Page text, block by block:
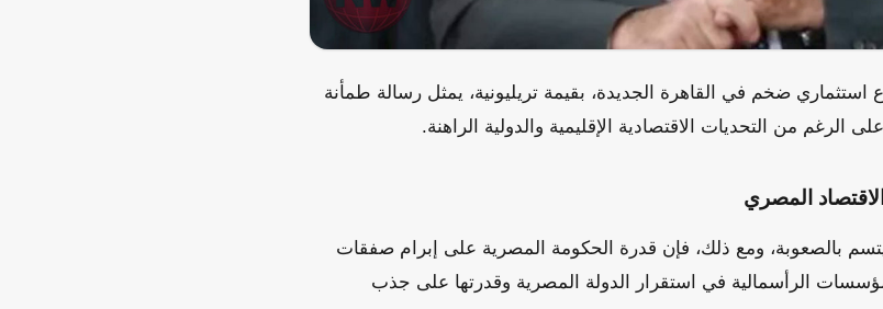
ضخم في القاهرة الجديدة، بقيمة تريليونية، يمثل رسالة طمأنة
الرغم من التحديات الاقتصادية الإقليمية والدولية الراهنة.
المصري
بالصعوبة، ومع ذلك، فإن قدرة الحكومة المصرية على إبرام صفقات
الرأسمالية في استقرار الدولة المصرية وقدرتها على جذب